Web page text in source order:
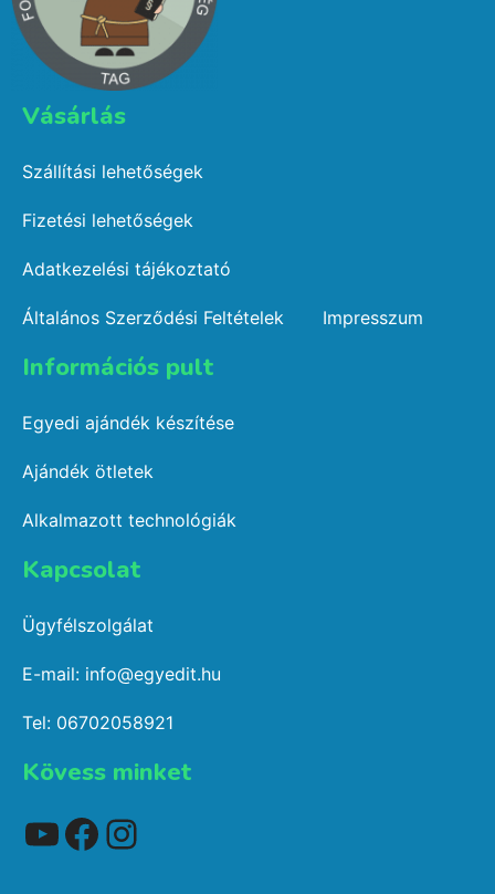
Vásárlás​
Szállítási lehetőségek
Fizetési lehetőségek
Adatkezelési tájékoztató
Általános Szerződési Feltételek Impresszum
Információs pult​
Egyedi ajándék készítése
Ajándék ötletek
Alkalmazott technológiák
Kapcsolat​
Ügyfélszolgálat
E-mail: info@egyedit.hu
Tel: 06702058921
Kövess minket
YouTube
Facebook
Instagram